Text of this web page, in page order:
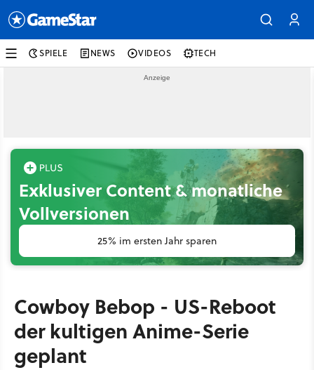
SPIELE NEWS VIDEOS TECH
Exklusiver Content & monatliche
Vollversionen
25% im ersten Jahr sparen
Cowboy Bebop - US-Reboot
der kultigen Anime-Serie
geplant